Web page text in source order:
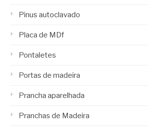
Pinus autoclavado
Placa de MDf
Pontaletes
Portas de madeira
Prancha aparelhada
Pranchas de Madeira